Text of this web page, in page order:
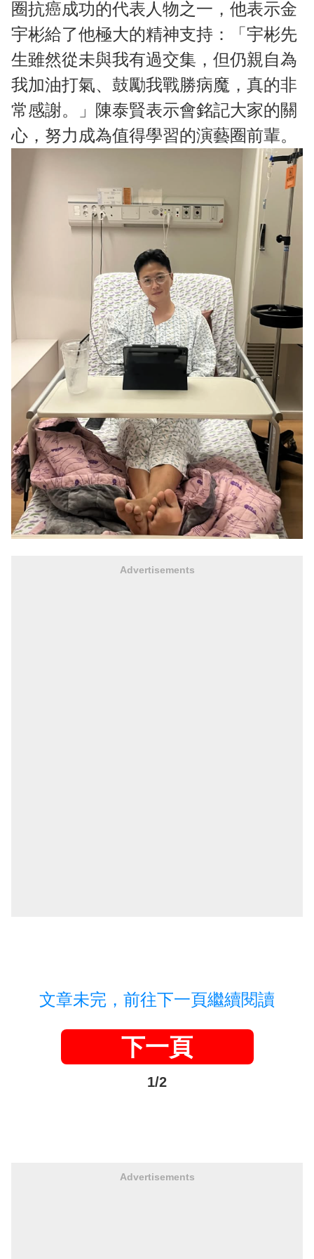
圈抗癌成功的代表人物之一，他表示金
宇彬給了他極大的精神支持：「宇彬先
生雖然從未與我有過交集，但仍親自為
我加油打氣、鼓勵我戰勝病魔，真的非
常感謝。」陳泰賢表示會銘記大家的關
心，努力成為值得學習的演藝圈前輩。
Advertisements
文章未完，前往下一頁繼續閱讀
下一頁
1/2
Advertisements